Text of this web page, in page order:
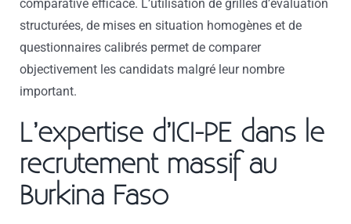
comparative efficace. L’utilisation de grilles d’évaluation
structurées, de mises en situation homogènes et de
questionnaires calibrés permet de comparer
objectivement les candidats malgré leur nombre
important.
L’expertise d’ICI-PE dans le
recrutement massif au
Burkina Faso